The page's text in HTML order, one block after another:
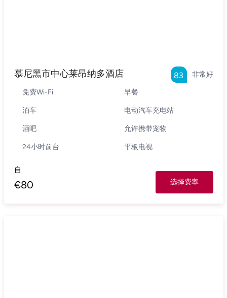
慕尼黑市中心莱昂纳多酒店 非常好
83
免费Wi-Fi 早餐
泊车 电动汽车充电站
酒吧 允许携带宠物
24小时前台 平板电视
自
€80 选择费率